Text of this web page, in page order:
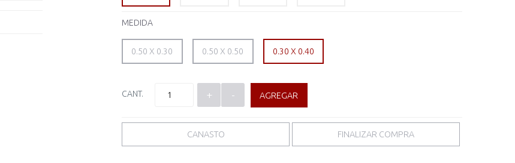
MEDIDA
0.50 X 0.30 0.50 X 0.50 0.30 X 0.40
CANT. + - AGREGAR
CANASTO FINALIZAR COMPRA